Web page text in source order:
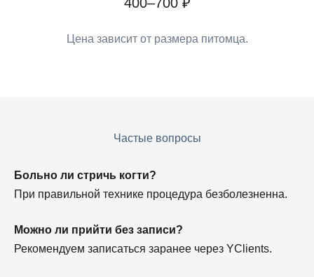
Цена зависит от размера питомца.
Частые вопросы
Больно ли стричь когти?
При правильной технике процедура безболезненна.
Можно ли прийти без записи?
Рекомендуем записаться заранее через YClients.